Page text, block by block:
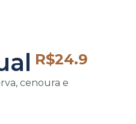
R$24.9
cenoura e